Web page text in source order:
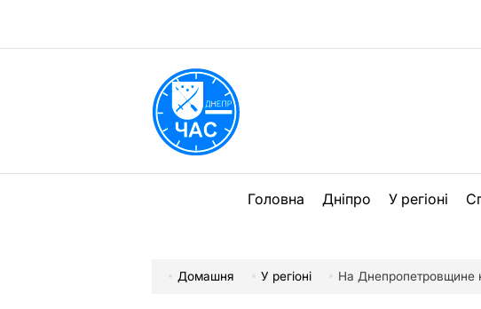
вмісту
Головна Дніпро У регіоні
Домашня У регіоні На Днепропетровщине